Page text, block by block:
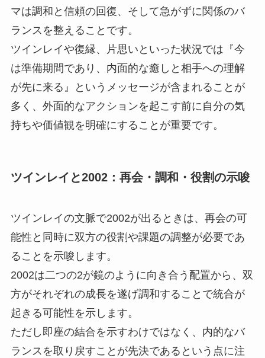
マは調和と信頼の回復、そして急がずに関係のバ
ランスを整えることです。
ツインレイや復縁、片思いといった状況では『今
は準備期間であり、内面的な癒しと相手への理解
が先に来る』というメッセージが含まれることが
多く、外面的なアクションを起こす前に自分の気
持ちや価値観を明確にすることが重要です。
ツインレイと2002：再会・調和・役割の示唆
ツインレイの文脈で2002が出るときは、再会の可
能性と同時に双方の役割や課題の調整が必要であ
ることを示唆します。
2002は二つの2が鏡のように向き合う配置から、双
方がそれぞれの成長を遂げ調和することで統合が
起きる可能性を示します。
ただし即座の結合を示すわけではなく、内的なバ
ランスを取り戻すことが先決であるという点に注